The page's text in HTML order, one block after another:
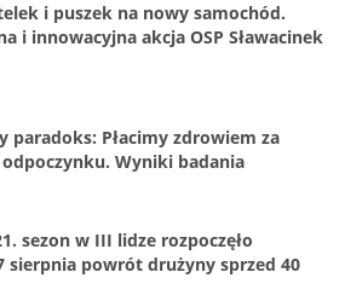
i puszek na nowy samochód.
i innowacyjna akcja OSP Sławacinek
paradoks: Płacimy zdrowiem za
Wyniki badania
sezon w III lidze rozpoczęło
sierpnia powrót drużyny sprzed 40